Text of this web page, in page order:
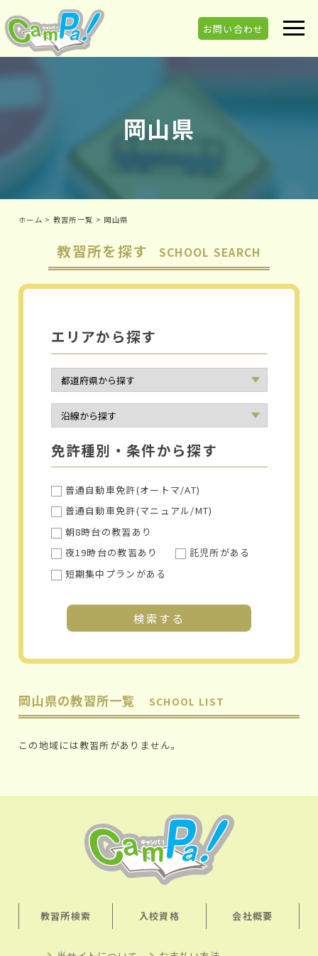
お問い合わせ
岡山県
ホーム > 教習所一覧 > 岡山県
教習所を探す SCHOOL SEARCH
エリアから探す
免許種別・条件から探す
普通自動車免許(オートマ/AT)
普通自動車免許(マニュアル/MT)
朝8時台の教習あり
夜19時台の教習あり
託児所がある
短期集中プランがある
岡山県の教習所一覧 SCHOOL LIST
この地域には教習所がありません。
教習所検索 入校資格 会社概要